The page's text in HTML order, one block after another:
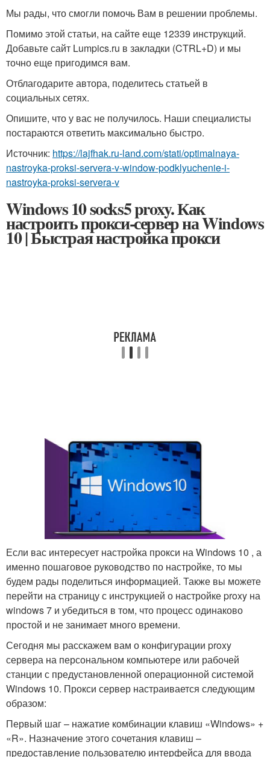
Мы рады, что смогли помочь Вам в решении проблемы.
Помимо этой статьи, на сайте еще 12339 инструкций.
Добавьте сайт Lumpics.ru в закладки (CTRL+D) и мы
точно еще пригодимся вам.
Отблагодарите автора, поделитесь статьей в
социальных сетях.
Опишите, что у вас не получилось. Наши специалисты
постараются ответить максимально быстро.
Источник: https://lajfhak.ru-land.com/stati/optimalnaya-
nastroyka-proksi-servera-v-window-podklyuchenie-i-
nastroyka-proksi-servera-v
Windows 10 socks5 proxy. Как
настроить прокси-сервер на Windows
10 | Быстрая настройка прокси
Если вас интересует настройка прокси на Windows 10 , а
именно пошаговое руководство по настройке, то мы
будем рады поделиться информацией. Также вы можете
перейти на страницу с инструкцией о настройке proxy на
windows 7 и убедиться в том, что процесс одинаково
простой и не занимает много времени.
Сегодня мы расскажем вам о конфигурации proxy
сервера на персональном компьютере или рабочей
станции с предустановленной операционной системой
Windows 10. Прокси сервер настраивается следующим
образом:
Первый шаг – нажатие комбинации клавиш «Windows» +
«R». Назначение этого сочетания клавиш –
предоставление пользователю интерфейса для ввода